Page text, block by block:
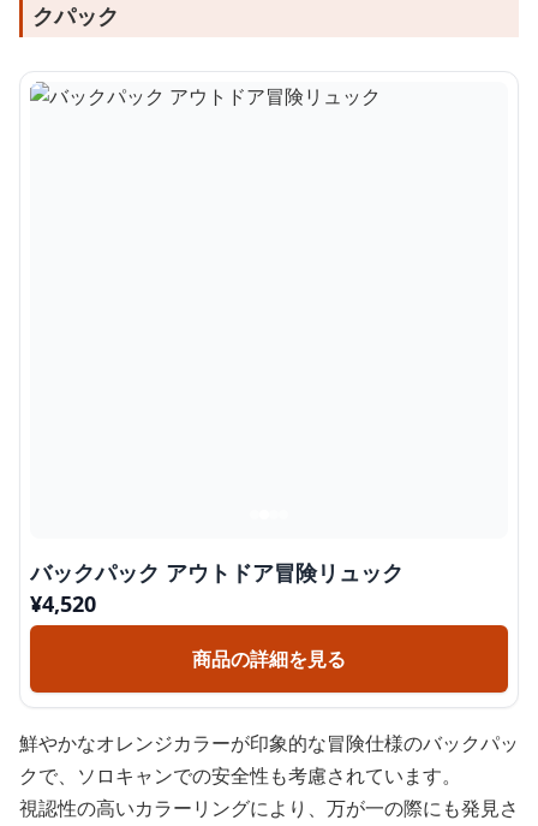
クパック
バックパック アウトドア冒険リュック
¥4,520
商品の詳細を見る
鮮やかなオレンジカラーが印象的な冒険仕様のバックパッ
クで、ソロキャンでの安全性も考慮されています。
視認性の高いカラーリングにより、万が一の際にも発見さ